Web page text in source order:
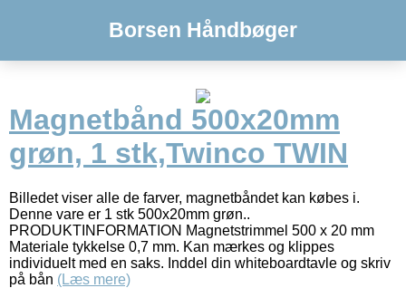
Borsen Håndbøger
Magnetbånd 500x20mm
grøn, 1 stk,Twinco TWIN
Billedet viser alle de farver, magnetbåndet kan købes i.
Denne vare er 1 stk 500x20mm grøn..
PRODUKTINFORMATION Magnetstrimmel 500 x 20 mm
Materiale tykkelse 0,7 mm. Kan mærkes og klippes
individuelt med en saks. Inddel din whiteboardtavle og skriv
på bån (Læs mere)